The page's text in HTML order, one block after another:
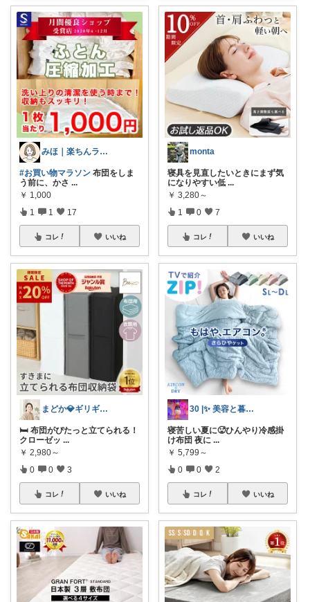
みほ｜楽ちんライフ研究中
#お買い物マラソン 布団をしま
う前に、かさ ...
￥ 1,000
1 1 17
コレ いいね
まどか💎ギリギリアラサーOL
🛏️ 布団がぴたっと立てられる！
クローゼッ ...
￥ 2,980～
0 0 3
コレ いいね
monta
寝具を見直したいときにまず気
になりやすい低 ...
￥ 3,280～
1 0 7
コレ いいね
30 |✨ 美容と暮らしのROOM
寝苦しい夏に🥵ひんやり冷感掛
け布団 夜に ...
￥ 5,799～
0 0 2
コレ いいね